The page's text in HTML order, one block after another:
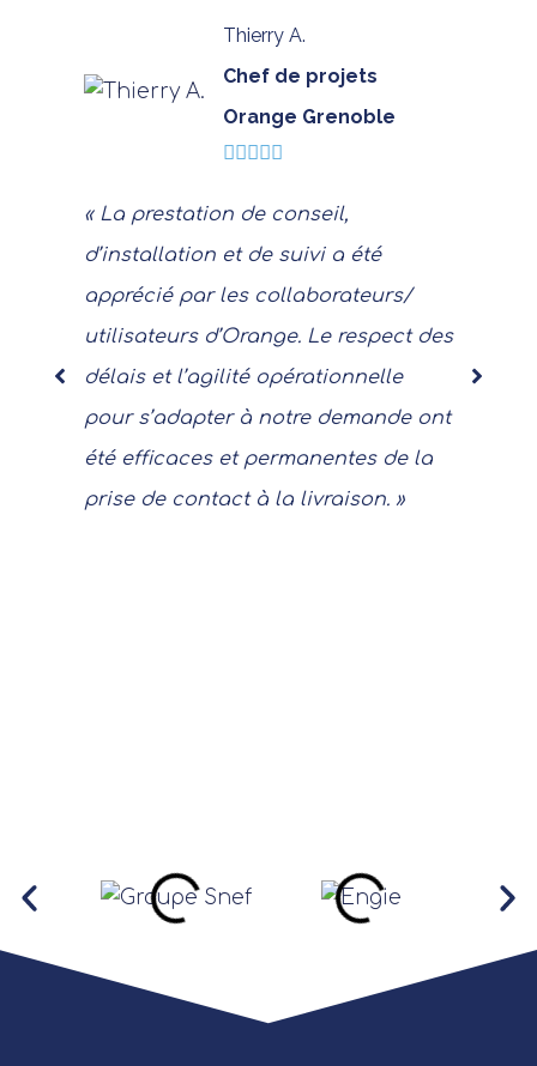
« La prestation de conseil,
d’installation et de suivi a été
apprécié par les collaborateurs/
utilisateurs d’Orange. Le respect des
délais et l’agilité opérationnelle
pour s’adapter à notre demande ont
été efficaces et permanentes de la
prise de contact à la livraison. »
Thierry A.
Chef de projets
Orange Grenoble
